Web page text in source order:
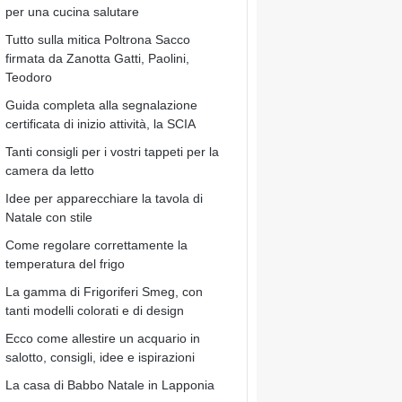
per una cucina salutare
Tutto sulla mitica Poltrona Sacco
firmata da Zanotta Gatti, Paolini,
Teodoro
Guida completa alla segnalazione
certificata di inizio attività, la SCIA
Tanti consigli per i vostri tappeti per la
camera da letto
Idee per apparecchiare la tavola di
Natale con stile
Come regolare correttamente la
temperatura del frigo
La gamma di Frigoriferi Smeg, con
tanti modelli colorati e di design
Ecco come allestire un acquario in
salotto, consigli, idee e ispirazioni
La casa di Babbo Natale in Lapponia